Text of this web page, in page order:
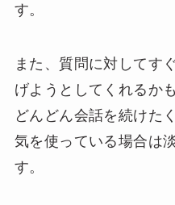
す。
また、質問に対してす
げようとしてくれるか
どんどん会話を続けた
気を使っている場合は
す。